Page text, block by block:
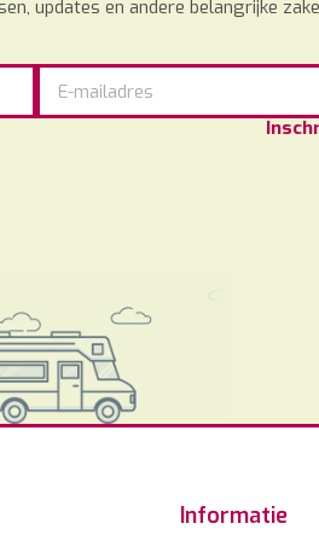
updates en andere belangrijke
Informatie